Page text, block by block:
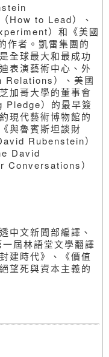
How to Lead）、
）和《美國
者。凱雷集團的
全球最大和最成功
表演藝術中心、外
Relations）、美國
加哥大學的董事會
Pledge）的最早簽
現代藝術博物館的
與魯賓斯坦談財
Rubenstein）
David
Conversations）
中文新聞部編譯、
屆林語堂文學翻譯
建時代》、《價值
望死與資本主義的